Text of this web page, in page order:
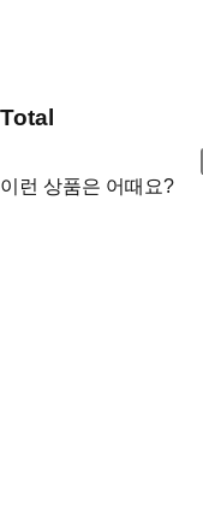
Total
이런 상품은 어때요?